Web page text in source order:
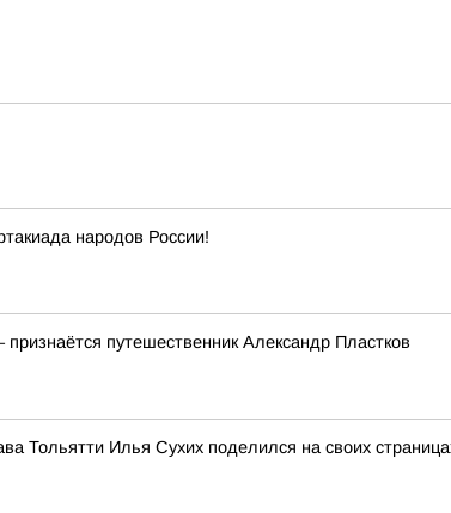
народов России!
путешественник Александр Пластков
Тольятти Илья Сухих поделился на своих